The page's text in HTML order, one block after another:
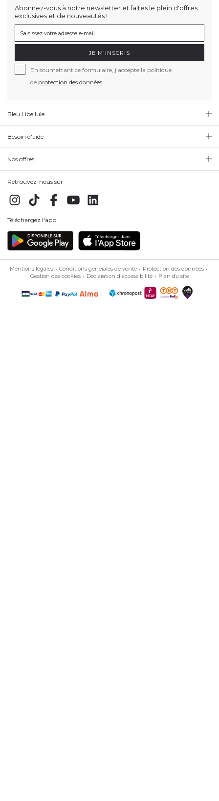
Abonnez-vous à notre newsletter et faites le plein d'offres
exclusives et de nouveautés !
JE M'INSCRIS
En soumettant ce formulaire, j'accepte la politique
de protection des données
Bleu Libellule
Besoin d'aide
Nos offres
Retrouvez-nous sur
Téléchargez l'app
Mentions légales Conditions générales de vente
Protection des données
Gestion des cookies
Déclaration d'accessibilité Plan du site